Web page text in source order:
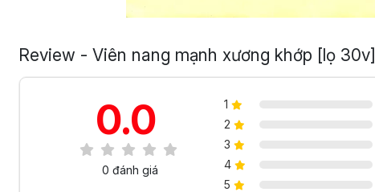
Review - Viên nang mạnh xương khớp [lọ 30v]
0.0
0 đánh giá
1
2
3
4
5